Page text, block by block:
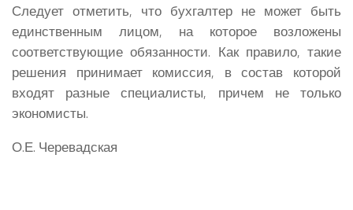
Следует отметить, что бухгалтер не может быть
единственным лицом, на которое возложены
соответствующие обязанности. Как правило, такие
решения принимает комиссия, в состав которой
входят разные специалисты, причем не только
экономисты.
О.Е. Черевадская